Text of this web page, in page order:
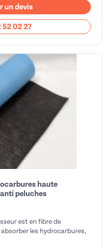
un devis
52 02 27
haute
peluches
est en fibre de
les hydrocarbures,